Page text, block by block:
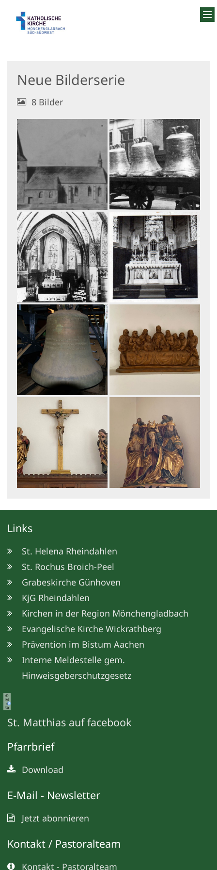
Neue Bilderserie
8 Bilder
Links
St. Helena Rheindahlen
St. Rochus Broich-Peel
Grabeskirche Günhoven
KjG Rheindahlen
Kirchen in der Region Mönchengladbach
Evangelische Kirche Wickrathberg
Prävention im Bistum Aachen
Interne Meldestelle gem.
Hinweisgeberschutzgesetz
©
M
e
ta
St. Matthias auf facebook
Pfarrbrief
Download
E-Mail - Newsletter
Jetzt abonnieren
Kontakt / Pastoralteam
Kontakt - Pastoralteam